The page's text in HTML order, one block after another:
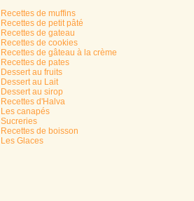
Recettes de muffins
Recettes de petit pâté
Recettes de gateau
Recettes de cookies
Recettes de gâteau à la crème
Recettes de pates
Dessert au fruits
Dessert au Lait
Dessert au sirop
Recettes d'Halva
Les canapés
Sucreries
Recettes de boisson
Les Glaces